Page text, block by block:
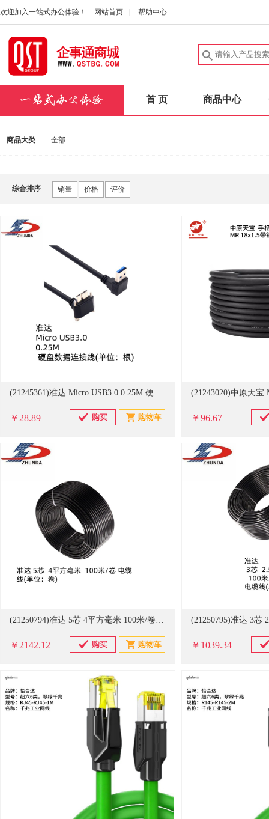
欢迎加入一站式办公体验！ 网站首页 帮助中心
首 页 商品中心
商品大类 全部
综合排序 销量 价格 评价
(21245361)准达 Micro USB3.0 0.25M 硬盘数据连接线(单位：根)
￥28.89 ￥96.67
(21250794)准达 5芯 4平方毫米 100米/卷 电缆线(单位：卷)
￥2142.12 ￥1039.34